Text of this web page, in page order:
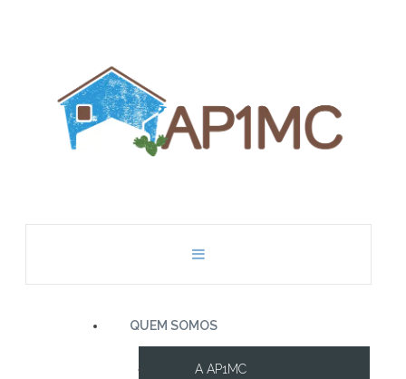
QUEM SOMOS
A AP1MC